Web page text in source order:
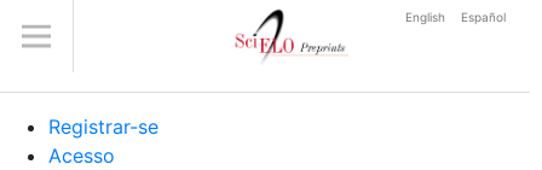
Registrar-se
Acesso
English Español